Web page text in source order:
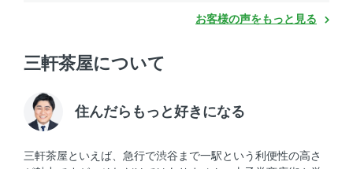
お客様の声をもっと見る
三軒茶屋について
住んだらもっと好きになる
三軒茶屋といえば、急行で渋谷まで一駅という利便性の高さ